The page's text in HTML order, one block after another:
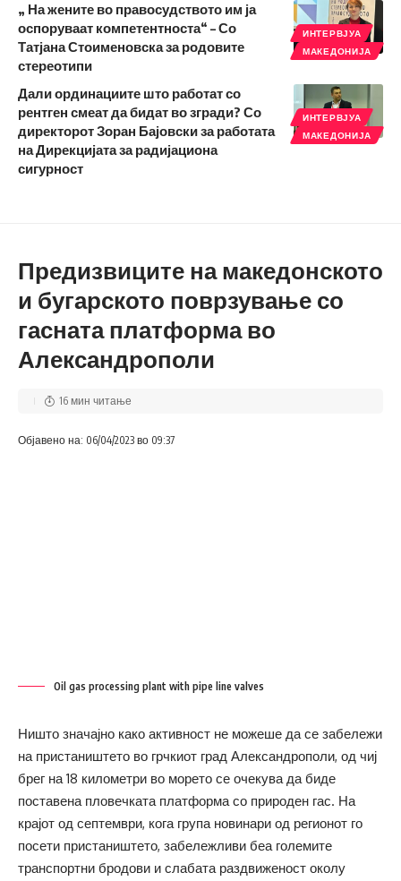
ИНТЕРВЈУА
МАКЕДОНИЈА
„ На жените во правосудството им ја
оспоруваат компетентноста“ – Со
Татјана Стоименовска за родовите
стереотипи
ИНТЕРВЈУА
МАКЕДОНИЈА
Дали ординациите што работат со
рентген смеат да бидат во згради? Со
директорот Зоран Бајовски за работата
на Дирекцијата за радијациона
сигурност
Предизвиците на македонското
и бугарското поврзување со
гасната платформа во
Александрополи
Објавено на: 06/04/2023 во 09:37
16 мин читање
Oil gas processing plant with pipe line valves
Ништо значајно како активност не можеше да се забележи
на пристаништето во грчкиот град Александрополи, од чиј
брег на 18 километри во морето се очекува да биде
поставена пловечката платформа со природен гас. На
крајот од септември, кога група новинари од регионот го
посети пристаништето, забележливи беа големите
транспортни бродови и слабата раздвиженост околу